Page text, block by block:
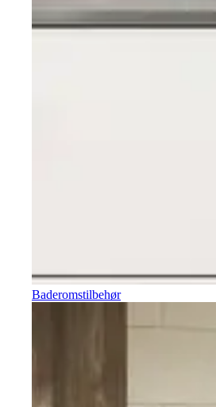
Baderomstilbehør